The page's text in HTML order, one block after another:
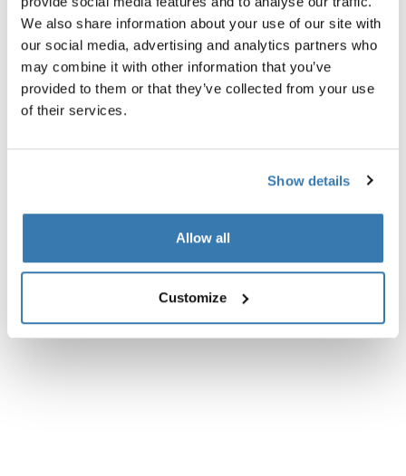
We also share information about your use of our site with
our social media, advertising and analytics partners who
may combine it with other information that you’ve
provided to them or that they’ve collected from your use
of their services.
Show details
Allow all
Customize
Alle Eigenschaften
Toggle techspec
Technische Daten